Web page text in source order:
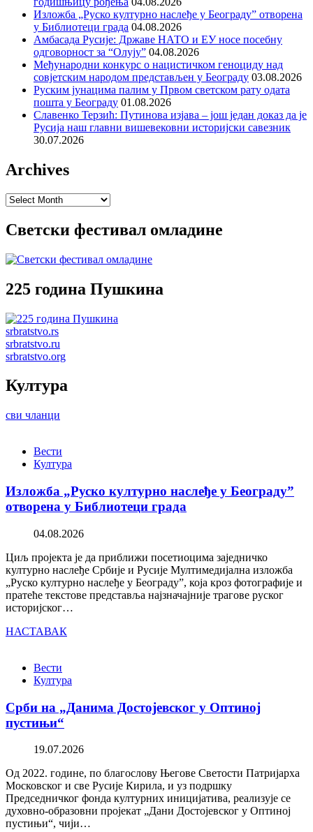
Изложба „Руско културно наслеђе у Београду” отворена
у Библиотеци града 04.08.2026
Амбасада Русије: Државе НАТО и ЕУ носе посебну
одговорност за “Олују” 04.08.2026
Међународни конкурс о нацистичком геноциду над
совјетским народом представљен у Београду 03.08.2026
Руским јунацима палим у Првом светском рату одата
пошта у Београду 01.08.2026
Славенко Терзић: Путинова изјава – још један доказ да је
Русија наш главни вишевековни историјски савезник
30.07.2026
Archives
Archives
Светски фестивал омладине
225 година Пушкина
srbratstvo.rs
srbratstvo.ru
srbratstvo.org
Култура
сви чланци
Вести
Култура
Изложба „Руско културно наслеђе у Београду”
отворена у Библиотеци града
04.08.2026
Циљ пројекта је да приближи посетиоцима заједничко
културно наслеђе Србије и Русије Мултимедијална изложба
„Руско културно наслеђе у Београду”, која кроз фотографије и
пратеће текстове представља најзначајније трагове руског
историјског…
НАСТАВАК
Вести
Култура
Срби на „Данима Достојевског у Оптиној
пустињи“
19.07.2026
Од 2022. године, по благослову Његове Светости Патријарха
Московског и све Русије Кирила, и уз подршку
Председничког фонда културних иницијатива, реализује се
духовно-образовни пројекат „Дани Достојевског у Оптиној
пустињи“, чији…